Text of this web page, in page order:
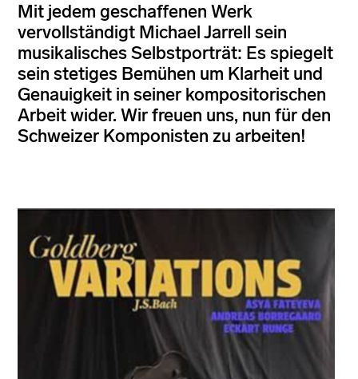
Mit jedem geschaffenen Werk
vervollständigt Michael Jarrell sein
musikalisches Selbstporträt: Es spiegelt
sein stetiges Bemühen um Klarheit und
Genauigkeit in seiner kompositorischen
Arbeit wider. Wir freuen uns, nun für den
Schweizer Komponisten zu arbeiten!